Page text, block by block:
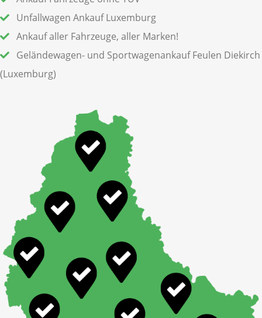
Unfallwagen Ankauf Luxemburg
Ankauf aller Fahrzeuge, aller Marken!
Geländewagen- und Sportwagenankauf Feulen Diekirch
(Luxemburg)